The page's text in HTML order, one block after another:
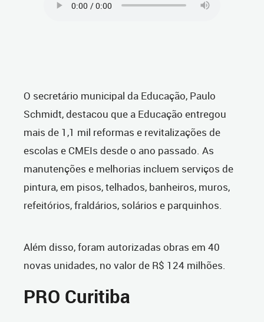
O secretário municipal da Educação, Paulo
Schmidt, destacou que a Educação entregou
mais de 1,1 mil reformas e revitalizações de
escolas e CMEIs desde o ano passado. As
manutenções e melhorias incluem serviços de
pintura, em pisos, telhados, banheiros, muros,
refeitórios, fraldários, solários e parquinhos.
Além disso, foram autorizadas obras em 40
novas unidades, no valor de R$ 124 milhões.
PRO Curitiba